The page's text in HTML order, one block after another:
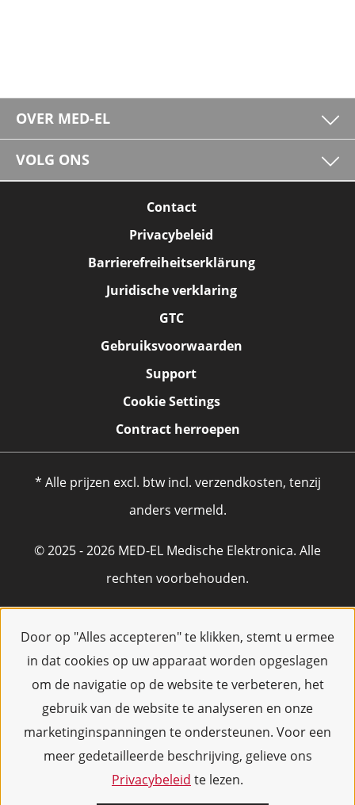
Door op "Alles accepteren" te klikken, stemt u ermee
in dat cookies op uw apparaat worden opgeslagen
om de navigatie op de website te verbeteren, het
gebruik van de website te analyseren en onze
marketinginspanningen te ondersteunen. Voor een
meer gedetailleerde beschrijving, gelieve ons
Privacybeleid te lezen.
OVER MED-EL
VOLG ONS
Contact
Privacybeleid
Barrierefreiheitserklärung
Juridische verklaring
GTC
Gebruiksvoorwaarden
Support
Cookie Settings
Contract herroepen
* Alle prijzen excl. btw incl. verzendkosten, tenzij
anders vermeld.
© 2025 - 2026 MED-EL Medische Elektronica. Alle
rechten voorbehouden.